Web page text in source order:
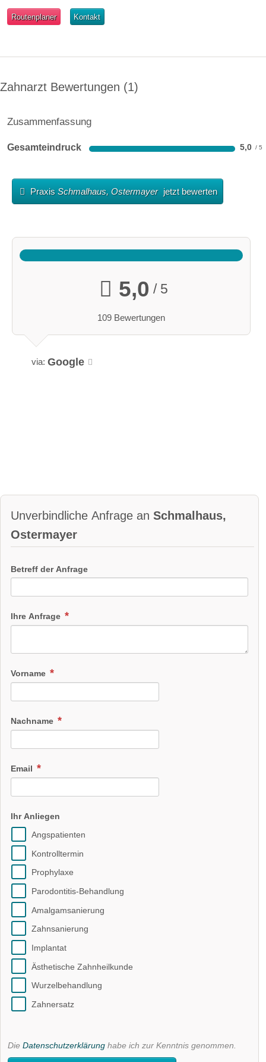
Routenplaner Kontakt
Zahnarzt Bewertungen 1
Zusammenfassung
Gesamteindruck 5,0
Praxis Schmalhaus, Ostermayer jetzt bewerten
5,0 / 5
109 Bewertungen
via: Google
Unverbindliche Anfrage an Schmalhaus,
Ostermayer
Betreff der Anfrage
Ihre Anfrage
Vorname
Nachname
Email
Ihr Anliegen
Angspatienten
Kontrolltermin
Prophylaxe
Parodontitis-Behandlung
Amalgamsanierung
Zahnsanierung
Implantat
Ästhetische Zahnheilkunde
Wurzelbehandlung
Zahnersatz
Die Datenschutzerklärung habe ich zur Kenntnis genommen.